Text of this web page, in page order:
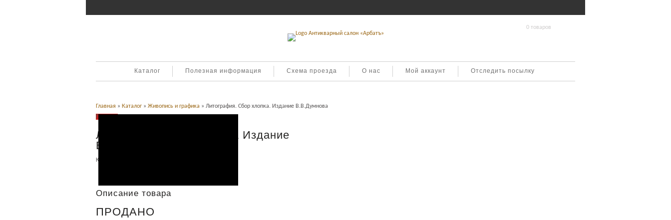
0 товаров
Каталог Полезная информация Схема проезда О нас Мой аккаунт Отследить посылку
Главная » Каталог » Живопись и графика » Литография. Сбор хлопка. Издание В.В.Думнова
Продано
Литография. Сбор хлопка. Издание
В.В.Думнова
Категория:
Описание товара
ПРОДАНО